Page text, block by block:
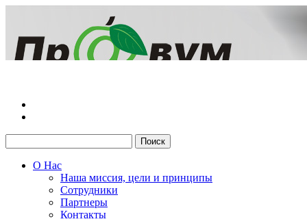
О Нас
Наша миссия, цели и принципы
Сотрудники
Партнеры
Контакты